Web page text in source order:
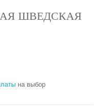
ШВЕДСКАЯ
на выбор